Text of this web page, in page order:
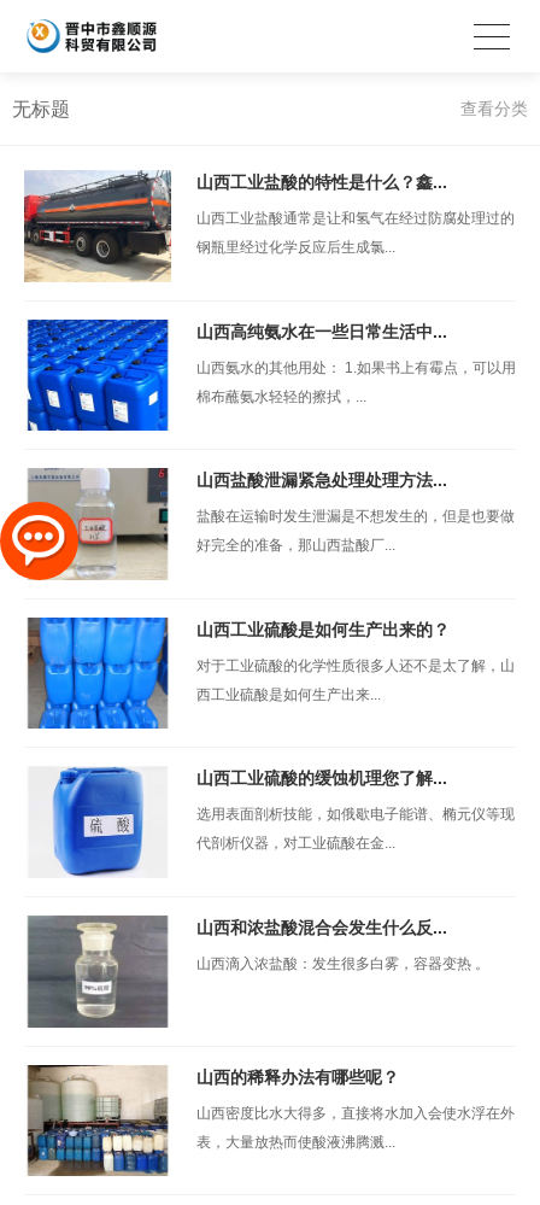
无标题 查看分类
山西工业盐酸的特性是什么？鑫...
山西工业盐酸通常是让和氢气在经过防腐处理过的
钢瓶里经过化学反应后生成氯...
山西高纯氨水在一些日常生活中...
山西氨水的其他用处： 1.如果书上有霉点，可以用
棉布蘸氨水轻轻的擦拭，...
山西盐酸泄漏紧急处理处理方法...
盐酸在运输时发生泄漏是不想发生的，但是也要做
好完全的准备，那山西盐酸厂...
山西工业硫酸是如何生产出来的？
对于工业硫酸的化学性质很多人还不是太了解，山
西工业硫酸是如何生产出来...
山西工业硫酸的缓蚀机理您了解...
选用表面剖析技能，如俄歇电子能谱、椭元仪等现
代剖析仪器，对工业硫酸在金...
山西和浓盐酸混合会发生什么反...
山西滴入浓盐酸：发生很多白雾，容器变热 。
山西的稀释办法有哪些呢？
山西密度比水大得多，直接将水加入会使水浮在外
表，大量放热而使酸液沸腾溅...